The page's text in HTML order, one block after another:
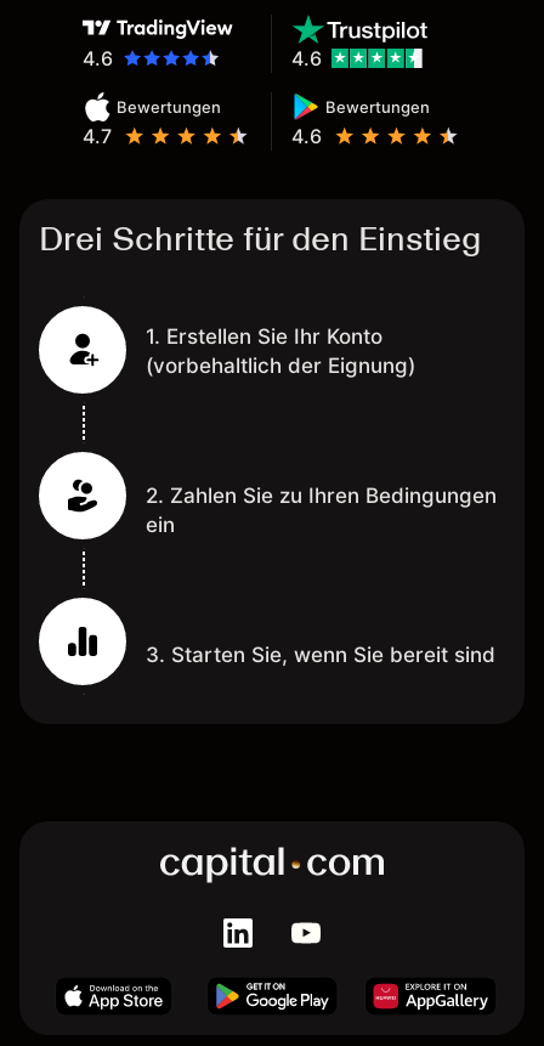
4.6
Bewertungen
4.7
Bewertungen
4.6
4.6
Drei Schritte für den Einstieg
1. Erstellen Sie Ihr Konto
(vorbehaltlich der Eignung)
2. Zahlen Sie zu Ihren Bedingungen
ein
3. Starten Sie, wenn Sie bereit sind